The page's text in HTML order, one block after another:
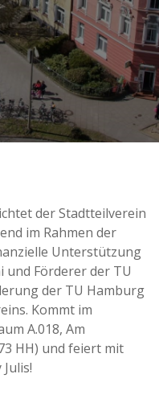
der Stadtteilverein
im Rahmen der
Unterstützung
und Förderer der TU
der TU Hamburg
Kommt im
A.018, Am
HH) und feiert mit